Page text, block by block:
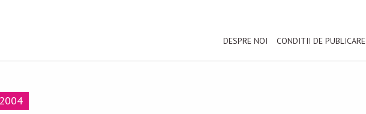
DESPRE NOI CONDITII DE PUBLICARE